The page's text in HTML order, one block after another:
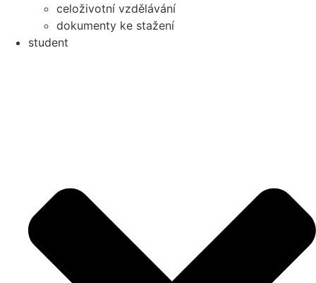
celoživotní vzdělávání
dokumenty ke stažení
student